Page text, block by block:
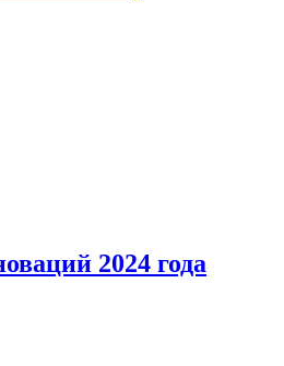
2024 года